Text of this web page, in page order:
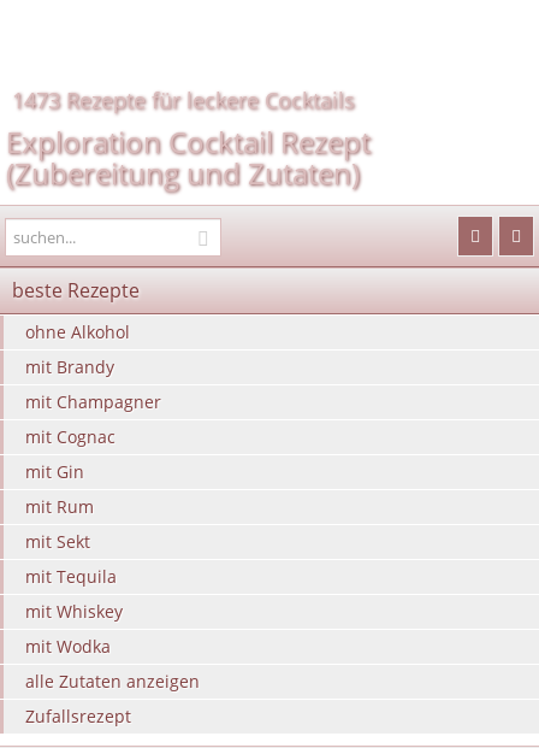
1473 Rezepte für leckere Cocktails
Exploration Cocktail Rezept
(Zubereitung und Zutaten)
beste Rezepte
ohne Alkohol
mit Brandy
mit Champagner
mit Cognac
mit Gin
mit Rum
mit Sekt
mit Tequila
mit Whiskey
mit Wodka
alle Zutaten anzeigen
Zufallsrezept